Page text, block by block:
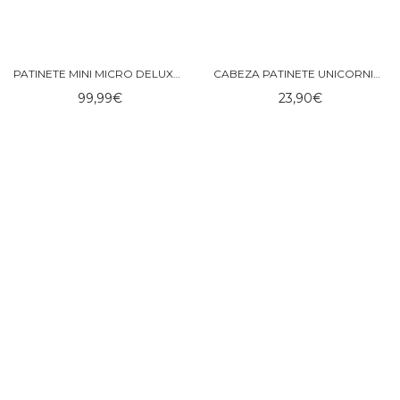
PATINETE MINI MICRO DELUXE ECO LED VERDE
99,99€
CABEZA PATINETE UNICORNIO BLANCO
23,90€